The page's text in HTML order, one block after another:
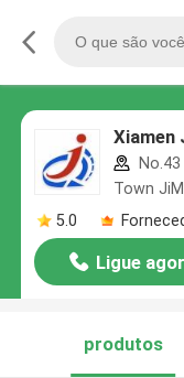
Xiamen
Town
5.0
Ligue
produtos